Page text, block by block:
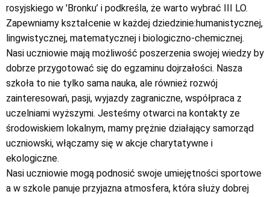
rosyjskiego w 'Bronku’ i podkreśla, że warto wybrać III LO.
Zapewniamy kształcenie w każdej dziedzinie:humanistycznej,
lingwistycznej, matematycznej i biologiczno-chemicznej.
Nasi uczniowie mają możliwość poszerzenia swojej wiedzy by
dobrze przygotować się do egzaminu dojrzałości. Nasza
szkoła to nie tylko sama nauka, ale również rozwój
zainteresowań, pasji, wyjazdy zagraniczne, współpraca z
uczelniami wyższymi. Jesteśmy otwarci na kontakty ze
środowiskiem lokalnym, mamy prężnie działający samorząd
uczniowski, włączamy się w akcje charytatywne i
ekologiczne.
Nasi uczniowie mogą podnosić swoje umiejętności sportowe
a w szkole panuje przyjazna atmosfera, która służy dobrej